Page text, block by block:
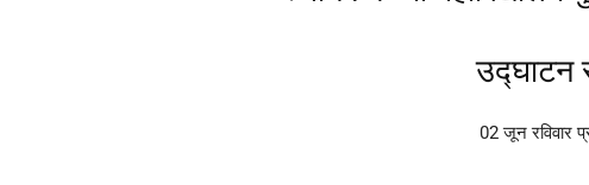
उद्घाटन
02 जून रविवार